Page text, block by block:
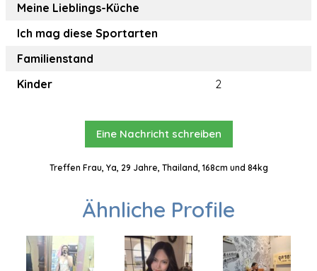
Meine Lieblings-Küche
Ich mag diese Sportarten
Familienstand
Kinder
2
Eine Nachricht schreiben
Treffen Frau, Ya, 29 Jahre, Thailand, 168cm und 84kg
Ähnliche Profile